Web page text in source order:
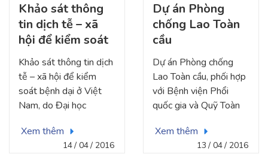
2018
Khảo sát thông
tin dịch tễ – xã
hội để kiểm soát
bệnh dại ở Việt
Nam, do Đại học
Rakuno Gakuen
tài trợ, 2016
Khảo sát thông tin dịch
tễ – xã hội để kiểm
soát bệnh dại ở Việt
Nam, do Đại học
2016
Xem thêm
14 04 2016
Dự án Phòng
chống Lao Toàn
cầu
Dự án Phòng chống
Lao Toàn cầu, phối hợp
với Bệnh viện Phổi
quốc gia và Quỹ Toàn
2016-2017
Xem thêm
13 04 2016